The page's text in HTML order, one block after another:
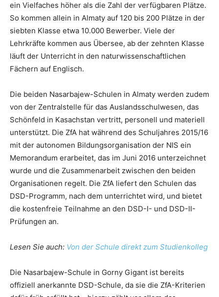
ein Vielfaches höher als die Zahl der verfügbaren Plätze.
So kommen allein in Almaty auf 120 bis 200 Plätze in der
siebten Klasse etwa 10.000 Bewerber. Viele der
Lehrkräfte kommen aus Übersee, ab der zehnten Klasse
läuft der Unterricht in den naturwissenschaftlichen
Fächern auf Englisch.
Die beiden Nasarbajew-Schulen in Almaty werden zudem
von der Zentralstelle für das Auslandsschulwesen, das
Schönfeld in Kasachstan vertritt, personell und materiell
unterstützt. Die ZfA hat während des Schuljahres 2015/16
mit der autonomen Bildungsorganisation der NIS ein
Memorandum erarbeitet, das im Juni 2016 unterzeichnet
wurde und die Zusammenarbeit zwischen den beiden
Organisationen regelt. Die ZfA liefert den Schulen das
DSD-Programm, nach dem unterrichtet wird, und bietet
die kostenfreie Teilnahme an den DSD-I- und DSD-II-
Prüfungen an.
Lesen Sie auch: Von der Schule direkt zum Studienkolleg
Die Nasarbajew-Schule in Gorny Gigant ist bereits
offiziell anerkannte DSD-Schule, da sie die ZfA-Kriterien